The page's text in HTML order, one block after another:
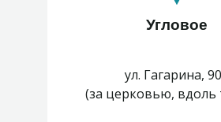
ул. Гагарина,
(за церковью, вдоль
Угловое